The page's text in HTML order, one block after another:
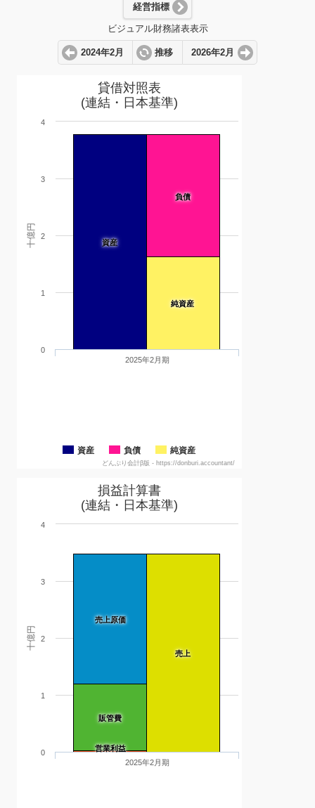
経営指標
ビジュアル財務諸表表示
2024年2月 推移 2026年2月
十億円
貸借対照表
(連結・日本基準)
資産
負債
純資産
資産 負債 純資産
2025年2月期
0
1
2
3
4
どんぶり会計β版 - https://donburi.accountant/
十億円
損益計算書
(連結・日本基準)
売上原価
販管費
営業利益
売上
2025年2月期
0
1
2
3
4